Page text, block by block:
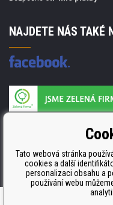
NAJDETE NÁS TAKÉ
ISO 9001. ISO 14001 a STMC.
Tato webová stránka
cookies a další
personalizaci obsahu a
používání webu